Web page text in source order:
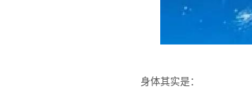
身体其实是：